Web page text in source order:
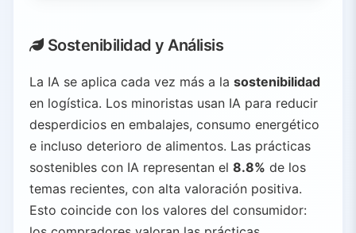
Sostenibilidad y Análisis
La IA se aplica cada vez más a la sostenibilidad
en logística. Los minoristas usan IA para reducir
desperdicios en embalajes, consumo energético
e incluso deterioro de alimentos. Las prácticas
sostenibles con IA representan el 8.8% de los
temas recientes, con alta valoración positiva.
Esto coincide con los valores del consumidor: